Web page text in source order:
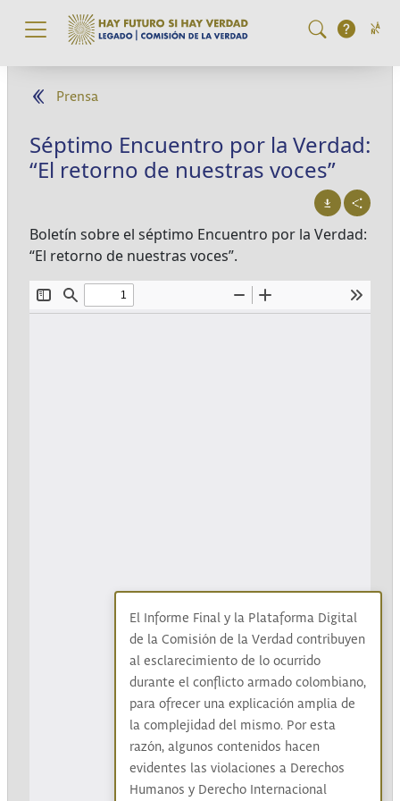
Pasar al contenido principal
Prensa
Séptimo Encuentro por la Verdad:
“El retorno de nuestras voces”
Boletín sobre el séptimo Encuentro por la Verdad:
“El retorno de nuestras voces”.
El Informe Final y la Plataforma Digital
de la Comisión de la Verdad contribuyen
al esclarecimiento de lo ocurrido
durante el conflicto armado colombiano,
para ofrecer una explicación amplia de
la complejidad del mismo. Por esta
razón, algunos contenidos hacen
evidentes las violaciones a Derechos
Humanos y Derecho Internacional